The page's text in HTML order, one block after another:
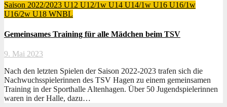
Saison 2022/2023 U12 U12/1w U14 U14/1w U16 U16/1w
U16/2w U18 WNBL
Gemeinsames Training für alle Mädchen beim TSV
9. Mai 2023
Nach den letzten Spielen der Saison 2022-2023 trafen sich die
Nachwuchsspielerinnen des TSV Hagen zu einem gemeinsamen
Training in der Sporthalle Altenhagen. Über 50 Jugendspielerinnen
waren in der Halle, dazu…